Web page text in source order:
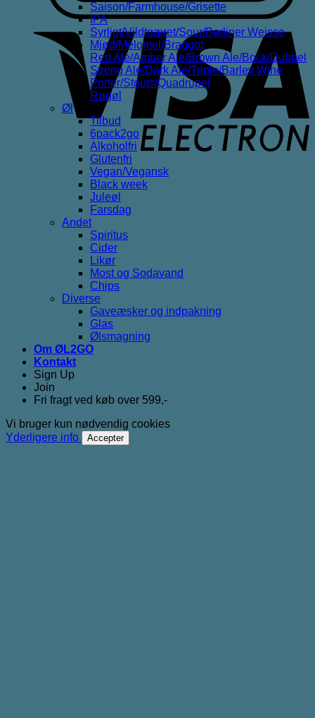
Saison/Farmhouse/Grisette
IPA
Syrligt/Vildtgæret/Sour/Berliner Weisse
Mjød/Melomel/Braggot
Red Ale/Amber Ale/Brown Ale/Bock/Dubbel
Strong Ale/Dark Ale/Triple/Barley Wine
Porter/Stouts/Quadrupel
Røgøl
Øl
Tilbud
6pack2go
Alkoholfri
Glutenfri
Vegan/Vegansk
Black week
Juleøl
Farsdag
Andet
Spiritus
Cider
Likør
Most og Sodavand
Chips
Diverse
Gaveæsker og indpakning
Glas
Ølsmagning
Om ØL2GO
Kontakt
Sign Up
Join
Fri fragt ved køb over 599,-
Vi bruger kun nødvendig cookies
Yderligere info
Accepter